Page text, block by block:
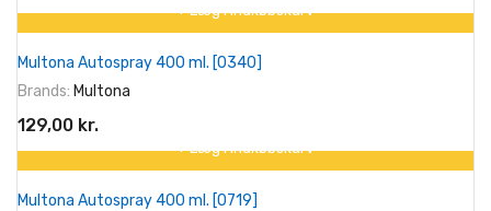
+ Læg I Indkøbskurv
Multona Autospray 400 ml. [0340]
Brands: Multona
129,00 kr.
+ Læg I Indkøbskurv
Multona Autospray 400 ml. [0719]